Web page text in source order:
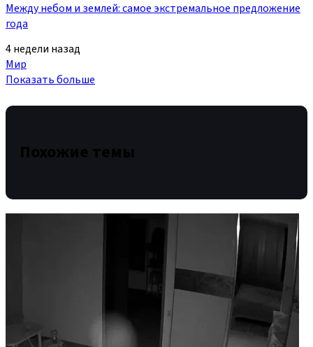
Между небом и землей: самое экстремальное предложение
года
4 недели назад
Мир
Показать больше
Похожие темы